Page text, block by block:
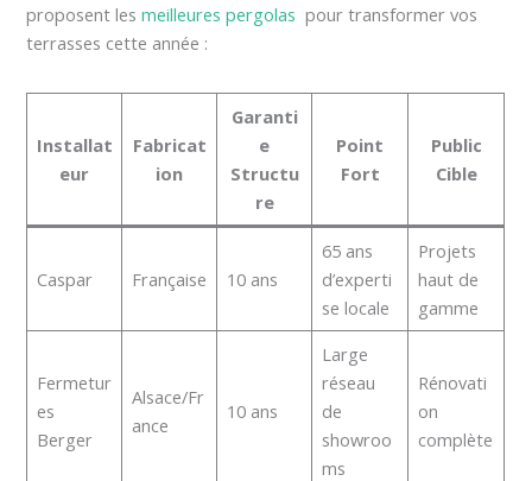
proposent lesmeilleures pergolas pour transformer vos
terrasses cette année :
Installat
eur
Fabricat
ion
Garanti
e
Structu
re
Point
Fort
Public
Cible
Caspar Française 10 ans
65 ans
d’experti
se locale
Projets
haut de
gamme
Fermetur
es
Berger
Alsace/Fr
ance
10 ans
Large
réseau
de
showroo
ms
Rénovati
on
complète